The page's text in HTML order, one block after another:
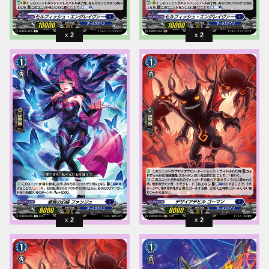
2 2
2 2